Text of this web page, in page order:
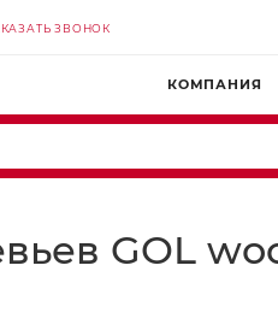
ЗВОНОК
КОМПАНИЯ
GOL